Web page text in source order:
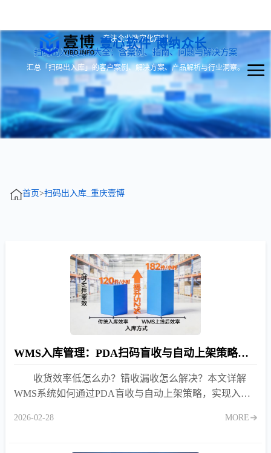
壹心软件 博纳众长
专注企业数字化定制
扫码出入库实用大全：含案例、指南、问题与解决方案
汇总「扫码出入库」的客户案例、解决方案、产品解析与行业洞察。
首页>扫码出入库_重庆壹博
WMS入库管理：PDA扫码盲收与自动上架策略详解
收货效率低怎么办？错收漏收怎么解决？本文详解
WMS系统如何通过PDA盲收与自动上架策略，实现入库
2026-02-28 MORE